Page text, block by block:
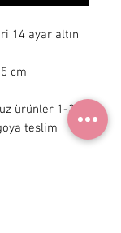
14 ayar altın
cm
ürünler 1-3 iş
teslim